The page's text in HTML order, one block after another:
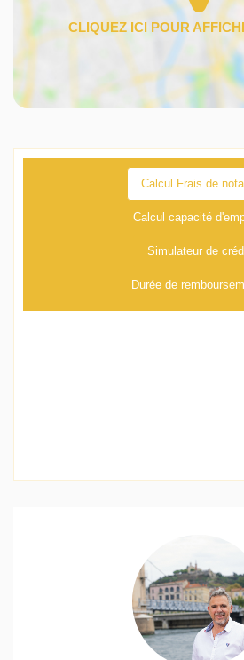
Calcul Frais de
Calcul capacité
Simulateur de
Durée de